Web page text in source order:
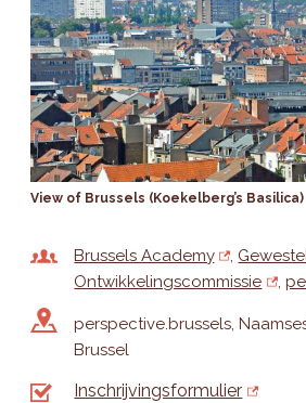
View of Brussels (Koekelberg’s Basilica)
Brussels Academy
Ontwikkelingscommissie
perspective.brussels,
Brussel
Inschrijvingsformulier